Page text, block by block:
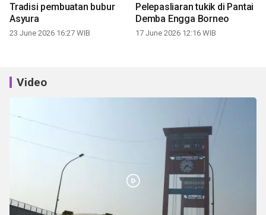
Tradisi pembuatan bubur
Asyura
23 June 2026 16:27 WIB
Pelepasliaran tukik di Pantai
Demba Engga Borneo
17 June 2026 12:16 WIB
Video